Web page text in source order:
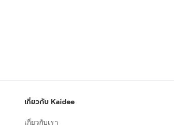
เกี่ยวกับ Kaidee
เกี่ยวกับเรา